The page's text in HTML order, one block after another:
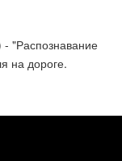
- "Распознавание
на дороге.